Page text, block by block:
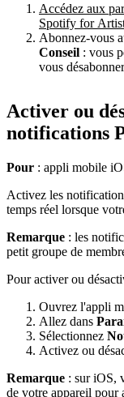
Accédez aux
Spotify for
Abonnez-vous
Conseil : vous
vous
Activer ou
notifications
Pour : appli mobile
Activez les
temps réel lorsque
Remarque : les
petit groupe de
Pour activer ou
Ouvrez l'appli
Allez dans
Sélectionnez
Activez ou
Remarque : sur iOS,
de votre appareil pour